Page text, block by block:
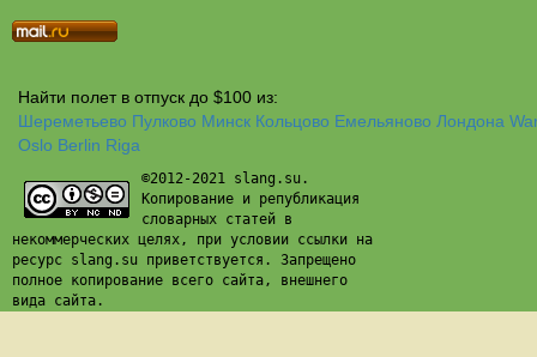
Найти полет в отпуск до $100 из:
Шереметьево Пулково Минск Кольцово Емельяново Лондона
Oslo Berlin Riga
©2012-2021 slang.su.
Копирование и републикация
словарных статей в
некоммерческих целях, при условии ссылки на
ресурс slang.su приветствуется. Запрещено
полное копирование всего сайта, внешнего
вида сайта.